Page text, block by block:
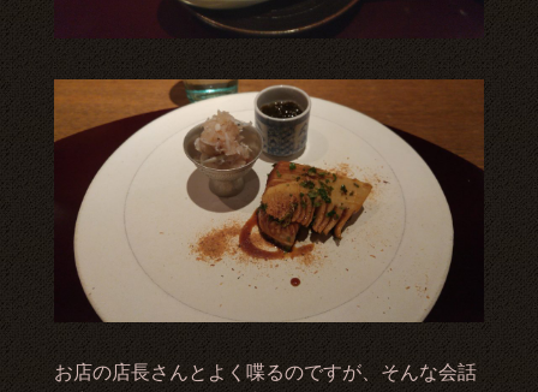
お店の店長さんとよく喋るのですが、そんな会話